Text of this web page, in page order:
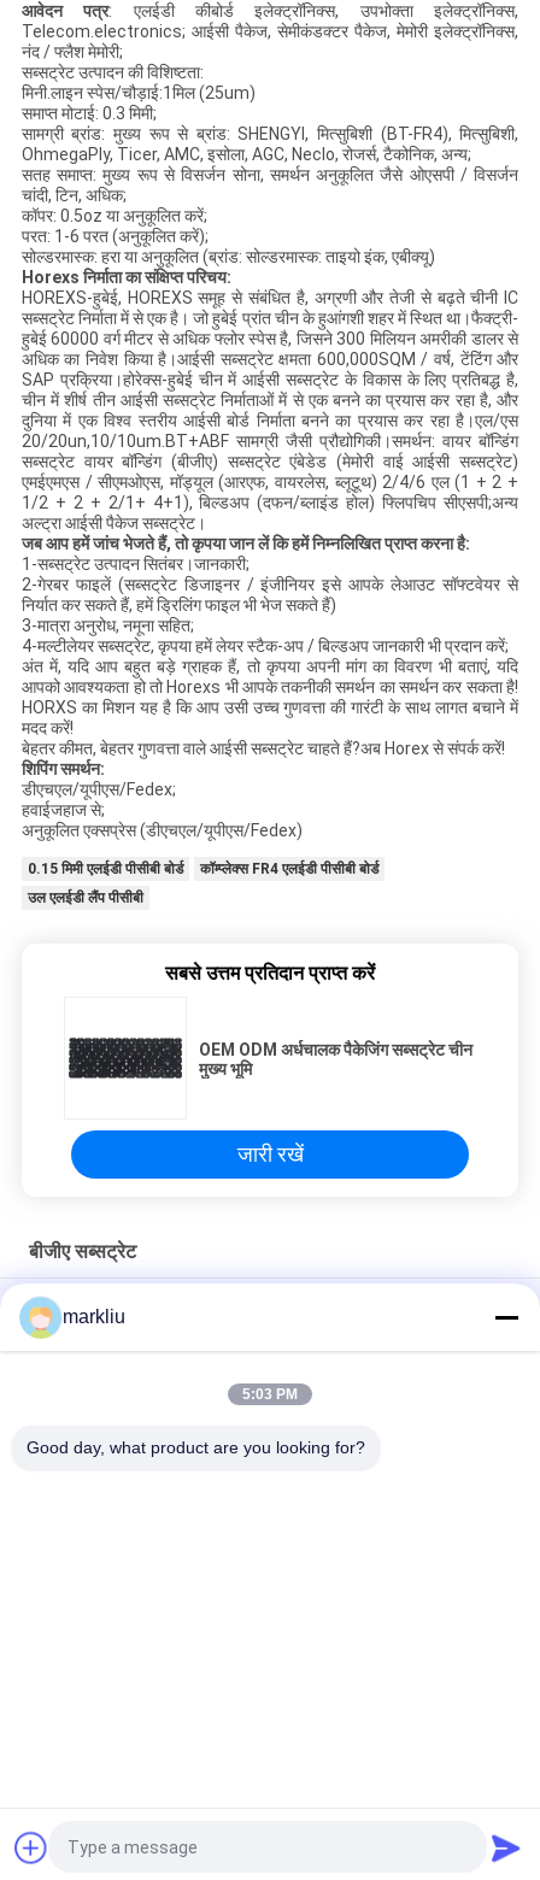
आवेदन पत्र: एलईडी कीबोर्ड इलेक्ट्रॉनिक्स, उपभोक्ता इलेक्ट्रॉनिक्स,
Telecom.electronics; आईसी पैकेज, सेमीकंडक्टर पैकेज, मेमोरी इलेक्ट्रॉनिक्स,
नंद / फ्लैश मेमोरी;
सब्सट्रेट उत्पादन की विशिष्टता:
मिनी.लाइन स्पेस/चौड़ाई:1मिल (25um)
समाप्त मोटाई: 0.3 मिमी;
सामग्री ब्रांड: मुख्य रूप से ब्रांड: SHENGYI, मित्सुबिशी (BT-FR4), मित्सुबिशी,
OhmegaPly, Ticer, AMC, इसोला, AGC, Neclo, रोजर्स, टैकोनिक, अन्य;
सतह समाप्त: मुख्य रूप से विसर्जन सोना, समर्थन अनुकूलित जैसे ओएसपी / विसर्जन
चांदी, टिन, अधिक;
कॉपर: 0.5oz या अनुकूलित करें;
परत: 1-6 परत (अनुकूलित करें);
सोल्डरमास्क: हरा या अनुकूलित (ब्रांड: सोल्डरमास्क: ताइयो इंक, एबीक्यू)
Horexs निर्माता का संक्षिप्त परिचय:
HOREXS-हुबेई, HOREXS समूह से संबंधित है, अग्रणी और तेजी से बढ़ते चीनी IC
सब्सट्रेट निर्माता में से एक है। जो हुबेई प्रांत चीन के हुआंगशी शहर में स्थित था।फैक्ट्री-
हुबेई 60000 वर्ग मीटर से अधिक फ्लोर स्पेस है, जिसने 300 मिलियन अमरीकी डालर से
अधिक का निवेश किया है।आईसी सब्सट्रेट क्षमता 600,000SQM / वर्ष, टेंटिंग और
SAP प्रक्रिया।होरेक्स-हुबेई चीन में आईसी सब्सट्रेट के विकास के लिए प्रतिबद्ध है,
चीन में शीर्ष तीन आईसी सब्सट्रेट निर्माताओं में से एक बनने का प्रयास कर रहा है, और
दुनिया में एक विश्व स्तरीय आईसी बोर्ड निर्माता बनने का प्रयास कर रहा है।एल/एस
20/20un,10/10um.BT+ABF सामग्री जैसी प्रौद्योगिकी।समर्थन: वायर बॉन्डिंग
सब्सट्रेट वायर बॉन्डिंग (बीजीए) सब्सट्रेट एंबेडेड (मेमोरी वाई आईसी सब्सट्रेट)
एमईएमएस / सीएमओएस, मॉड्यूल (आरएफ, वायरलेस, ब्लूटूथ) 2/4/6 एल (1 + 2 +
1/2 + 2 + 2/1+ 4+1), बिल्डअप (दफन/ब्लाइंड होल) फ्लिपचिप सीएसपी;अन्य
अल्ट्रा आईसी पैकेज सब्सट्रेट।
जब आप हमें जांच भेजते हैं, तो कृपया जान लें कि हमें निम्नलिखित प्राप्त करना है:
1-सब्सट्रेट उत्पादन सितंबर।जानकारी;
2-गेरबर फाइलें (सब्सट्रेट डिजाइनर / इंजीनियर इसे आपके लेआउट सॉफ्टवेयर से
निर्यात कर सकते हैं, हमें ड्रिलिंग फाइल भी भेज सकते हैं)
3-मात्रा अनुरोध, नमूना सहित;
4-मल्टीलेयर सब्सट्रेट, कृपया हमें लेयर स्टैक-अप / बिल्डअप जानकारी भी प्रदान करें;
अंत में, यदि आप बहुत बड़े ग्राहक हैं, तो कृपया अपनी मांग का विवरण भी बताएं, यदि
आपको आवश्यकता हो तो Horexs भी आपके तकनीकी समर्थन का समर्थन कर सकता है!
HORXS का मिशन यह है कि आप उसी उच्च गुणवत्ता की गारंटी के साथ लागत बचाने में
मदद करें!
बेहतर कीमत, बेहतर गुणवत्ता वाले आईसी सब्सट्रेट चाहते हैं?अब Horex से संपर्क करें!
शिपिंग समर्थन:
डीएचएल/यूपीएस/Fedex;
हवाईजहाज से;
अनुकूलित एक्सप्रेस (डीएचएल/यूपीएस/Fedex)
0.15 मिमी एलईडी पीसीबी बोर्ड
कॉम्प्लेक्स FR4 एलईडी पीसीबी बोर्ड
उल एलईडी लैंप पीसीबी
सबसे उत्तम प्रतिदान प्राप्त करें
OEM ODM अर्धचालक पैकेजिंग सब्सट्रेट चीन
मुख्य भूमि
जारी रखें
बीजीए सब्सट्रेट
आरएफ/एमएमवेव मॉड्यूल सब्सट्रेट का निर्माण
माइक्रोइलेक्ट्रॉनिक पैकेज सब्सट्रेट निर्माण
0.2 मिमी मोटाई अर्धचालक विधानसभा सब्सट्रेट माइक्रोइलेक्ट्रॉनिक पैकेजिंग
markliu
5:03 PM
Good day, what product are you looking for?